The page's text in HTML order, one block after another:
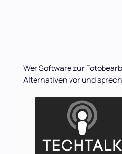
Wer Software zur
Alternativen vor und